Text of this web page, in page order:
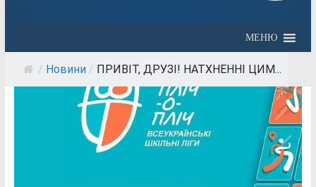
МЕНЮ
/ Новини / ПРИВІТ, ДРУЗІ! НАТХНЕННІ ЦИМ...